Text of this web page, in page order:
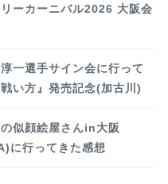
ーカーニバル2026 大阪会
一選手サイン会に行って
い方』発売記念(加古川)
似顔絵屋さんin大阪
に行ってきた感想